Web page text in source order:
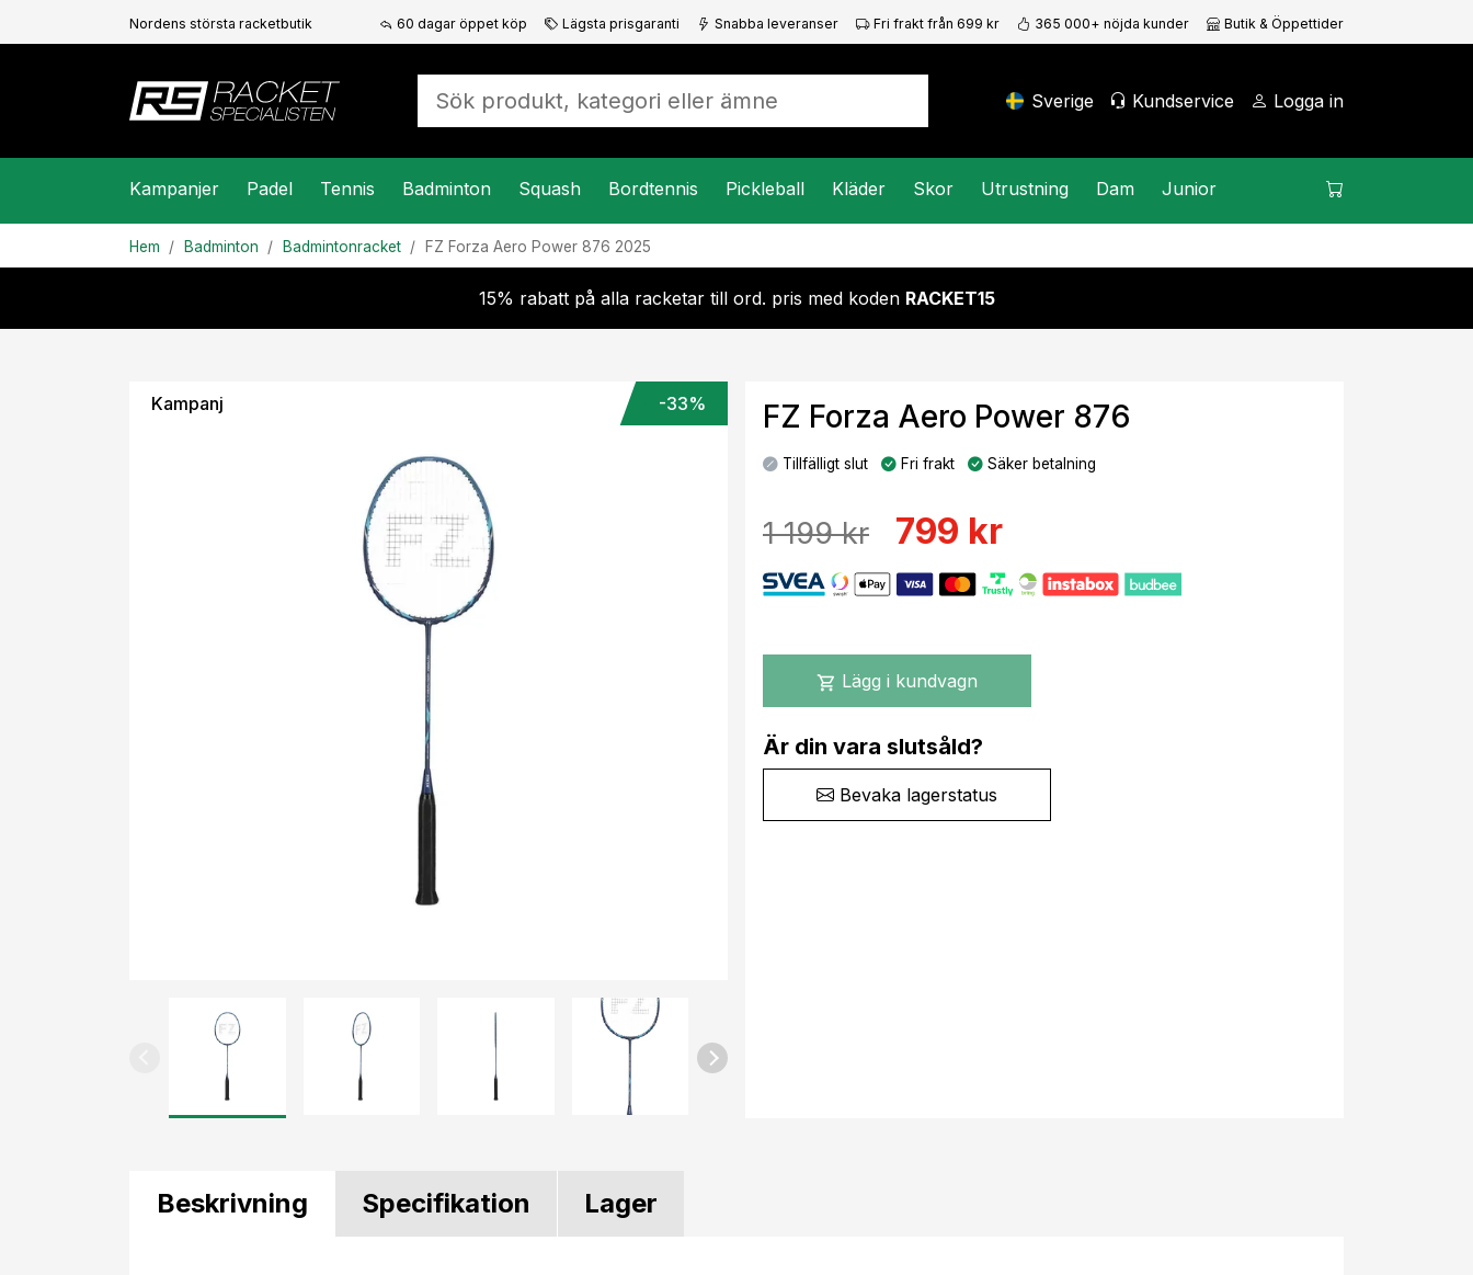
Nordens största racketbutik 60 dagar öppet köp Lägsta prisgaranti Snabba leveranser Fri frakt från 699 kr 365 000+ nöjda kunder Butik & Öppettider
Sverige Kundservice Logga in
Kampanjer Padel Tennis Badminton Squash Bordtennis Pickleball Kläder Skor Utrustning Dam Junior
Hem Badminton Badmintonracket FZ Forza Aero Power 876 2025
15% rabatt på alla racketar till ord. pris med koden RACKET15
Kampanj -33% FZ Forza Aero Power 876
Tillfälligt slut Fri frakt Säker betalning
1 199 kr 799 kr
shopping_cart Lägg i kundvagn
Är din vara slutsåld?
Bevaka lagerstatus
Beskrivning Specifikation Lager